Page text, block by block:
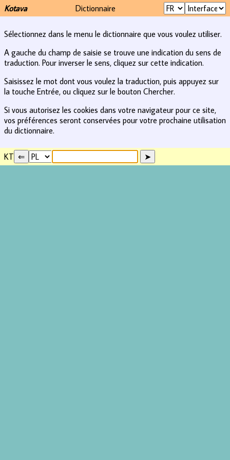
Kotava Dictionnaire
Sélectionnez dans le menu le dictionnaire que vous voulez utiliser.
A gauche du champ de saisie se trouve une indication du sens de
traduction. Pour inverser le sens, cliquez sur cette indication.
Saisissez le mot dont vous voulez la traduction, puis appuyez sur
la touche Entrée, ou cliquez sur le bouton Chercher.
Si vous autorisez les cookies dans votre navigateur pour ce site,
vos préférences seront conservées pour votre prochaine utilisation
du dictionnaire.
KT